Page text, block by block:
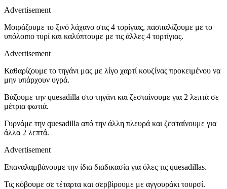
Advertisement
Μοιράζουμε το ξινό λάχανο στις 4 τορίγιας, πασπαλίζουμε με το
υπόλοιπο τυρί και καλύπτουμε με τις άλλες 4 τορτίγιας.
Advertisement
Καθαρίζουμε το τηγάνι μας με λίγο χαρτί κουζίνας προκειμένου να
μην υπάρχουν υγρά.
Βάζουμε την quesadilla στο τηγάνι και ζεσταίνουμε για 2 λεπτά σε
μέτρια φωτιά.
Γυρνάμε την quesadilla από την άλλη πλευρά και ζεσταίνουμε για
άλλα 2 λεπτά.
Advertisement
Επαναλαμβάνουμε την ίδια διαδικασία για όλες τις quesadillas.
Τις κόβουμε σε τέταρτα και σερβίρουμε με αγγουράκι τουρσί.